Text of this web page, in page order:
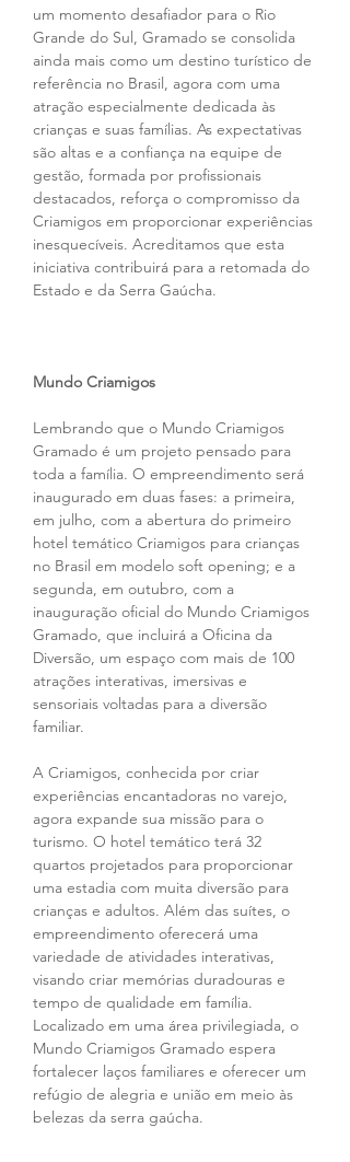
um momento desafiador para o Rio
Grande do Sul, Gramado se consolida
ainda mais como um destino turístico de
referência no Brasil, agora com uma
atração especialmente dedicada às
crianças e suas famílias. As expectativas
são altas e a confiança na equipe de
gestão, formada por profissionais
destacados, reforça o compromisso da
Criamigos em proporcionar experiências
inesquecíveis. Acreditamos que esta
iniciativa contribuirá para a retomada do
Estado e da Serra Gaúcha.
Mundo Criamigos
Lembrando que o Mundo Criamigos
Gramado é um projeto pensado para
toda a família. O empreendimento será
inaugurado em duas fases: a primeira,
em julho, com a abertura do primeiro
hotel temático Criamigos para crianças
no Brasil em modelo soft opening; e a
segunda, em outubro, com a
inauguração oficial do Mundo Criamigos
Gramado, que incluirá a Oficina da
Diversão, um espaço com mais de 100
atrações interativas, imersivas e
sensoriais voltadas para a diversão
familiar.
A Criamigos, conhecida por criar
experiências encantadoras no varejo,
agora expande sua missão para o
turismo. O hotel temático terá 32
quartos projetados para proporcionar
uma estadia com muita diversão para
crianças e adultos. Além das suítes, o
empreendimento oferecerá uma
variedade de atividades interativas,
visando criar memórias duradouras e
tempo de qualidade em família.
Localizado em uma área privilegiada, o
Mundo Criamigos Gramado espera
fortalecer laços familiares e oferecer um
refúgio de alegria e união em meio às
belezas da serra gaúcha.